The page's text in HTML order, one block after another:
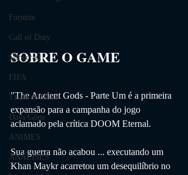
Fortnite
Call of Duty
Minecraft
FIFA
Trials of Mana
Days Gone
ANIMES
ANÁLISES
SOBRE O GAME
"The Ancient Gods - Parte Um é a primeira
expansão para a campanha do jogo
aclamado pela crítica DOOM Eternal.
Sua guerra não acabou ... executando um
Khan Maykr acarretou um desequilíbrio no